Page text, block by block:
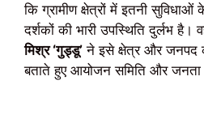
कि ग्रामीण क्षेत्रों में इतनी
दर्शकों की भारी उपस्थिति दुर्लभ है।
मिश्र ‘गुड्डू’ ने इसे क्षेत्र और जनपद
बताते हुए आयोजन समिति और जनता